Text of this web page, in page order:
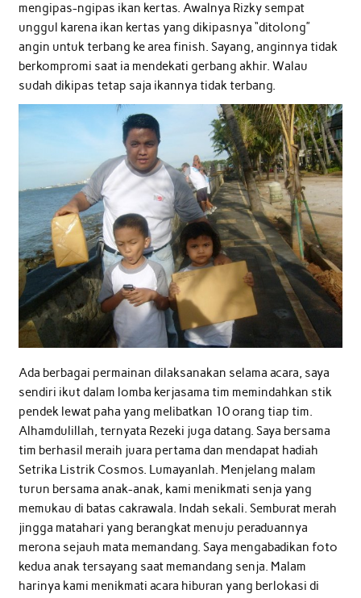
mengipas-ngipas ikan kertas. Awalnya Rizky sempat
unggul karena ikan kertas yang dikipasnya “ditolong”
angin untuk terbang ke area finish. Sayang, anginnya tidak
berkompromi saat ia mendekati gerbang akhir. Walau
sudah dikipas tetap saja ikannya tidak terbang.
Ada berbagai permainan dilaksanakan selama acara, saya
sendiri ikut dalam lomba kerjasama tim memindahkan stik
pendek lewat paha yang melibatkan 10 orang tiap tim.
Alhamdulillah, ternyata Rezeki juga datang. Saya bersama
tim berhasil meraih juara pertama dan mendapat hadiah
Setrika Listrik Cosmos. Lumayanlah. Menjelang malam
turun bersama anak-anak, kami menikmati senja yang
memukau di batas cakrawala. Indah sekali. Semburat merah
jingga matahari yang berangkat menuju peraduannya
merona sejauh mata memandang. Saya mengabadikan foto
kedua anak tersayang saat memandang senja. Malam
harinya kami menikmati acara hiburan yang berlokasi di